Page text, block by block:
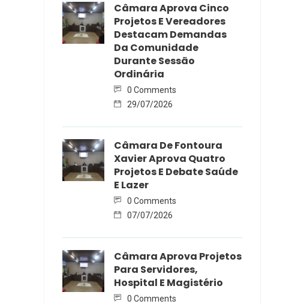
Câmara Aprova Cinco
Projetos E Vereadores
Destacam Demandas
Da Comunidade
Durante Sessão
Ordinária
0 Comments
29/07/2026
Câmara De Fontoura
Xavier Aprova Quatro
Projetos E Debate Saúde
E Lazer
0 Comments
07/07/2026
Câmara Aprova Projetos
Para Servidores,
Hospital E Magistério
0 Comments